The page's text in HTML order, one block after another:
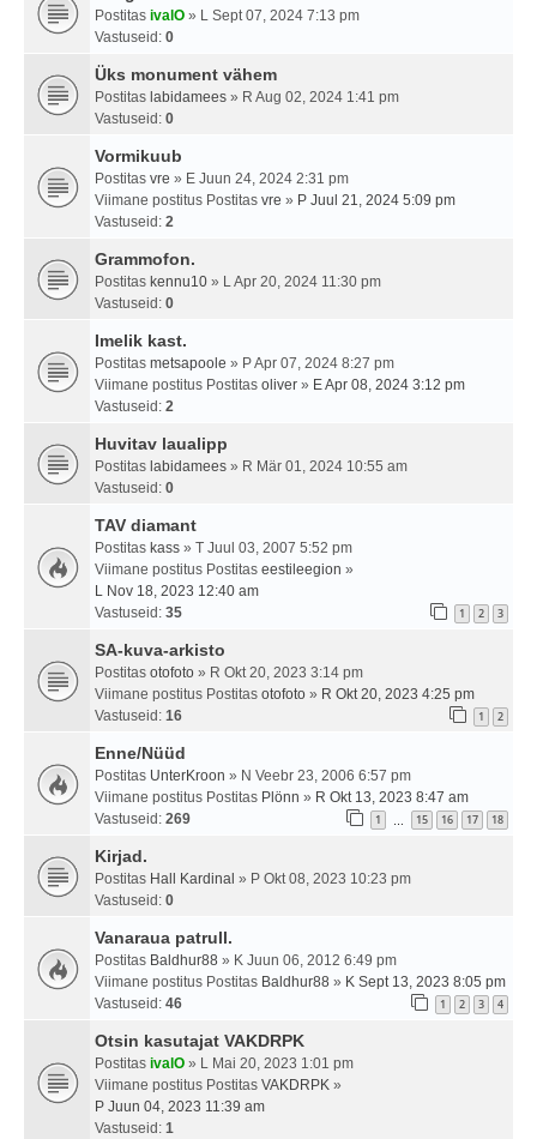
Postitas ivalO » L Sept 07, 2024 7:13 pm
Vastuseid: 0
Üks monument vähem
Postitas labidamees » R Aug 02, 2024 1:41 pm
Vastuseid: 0
Vormikuub
Postitas vre » E Juun 24, 2024 2:31 pm
Viimane postitus Postitas vre » P Juul 21, 2024 5:09 pm
Vastuseid: 2
Grammofon.
Postitas kennu10 » L Apr 20, 2024 11:30 pm
Vastuseid: 0
Imelik kast.
Postitas metsapoole » P Apr 07, 2024 8:27 pm
Viimane postitus Postitas oliver » E Apr 08, 2024 3:12 pm
Vastuseid: 2
Huvitav laualipp
Postitas labidamees » R Mär 01, 2024 10:55 am
Vastuseid: 0
TAV diamant
Postitas kass » T Juul 03, 2007 5:52 pm
Viimane postitus Postitas eestileegion »
L Nov 18, 2023 12:40 am
Vastuseid: 35 1 2 3
SA-kuva-arkisto
Postitas otofoto » R Okt 20, 2023 3:14 pm
Viimane postitus Postitas otofoto » R Okt 20, 2023 4:25 pm
Vastuseid: 16 1 2
Enne/Nüüd
Postitas UnterKroon » N Veebr 23, 2006 6:57 pm
Viimane postitus Postitas Plönn » R Okt 13, 2023 8:47 am
Vastuseid: 269 1 15 16 17 18
Kirjad.
Postitas Hall Kardinal » P Okt 08, 2023 10:23 pm
Vastuseid: 0
Vanaraua patrull.
Postitas Baldhur88 » K Juun 06, 2012 6:49 pm
Viimane postitus Postitas Baldhur88 » K Sept 13, 2023 8:05 pm
Vastuseid: 46 1 2 3 4
Otsin kasutajat VAKDRPK
Postitas ivalO » L Mai 20, 2023 1:01 pm
Viimane postitus Postitas VAKDRPK »
P Juun 04, 2023 11:39 am
Vastuseid: 1